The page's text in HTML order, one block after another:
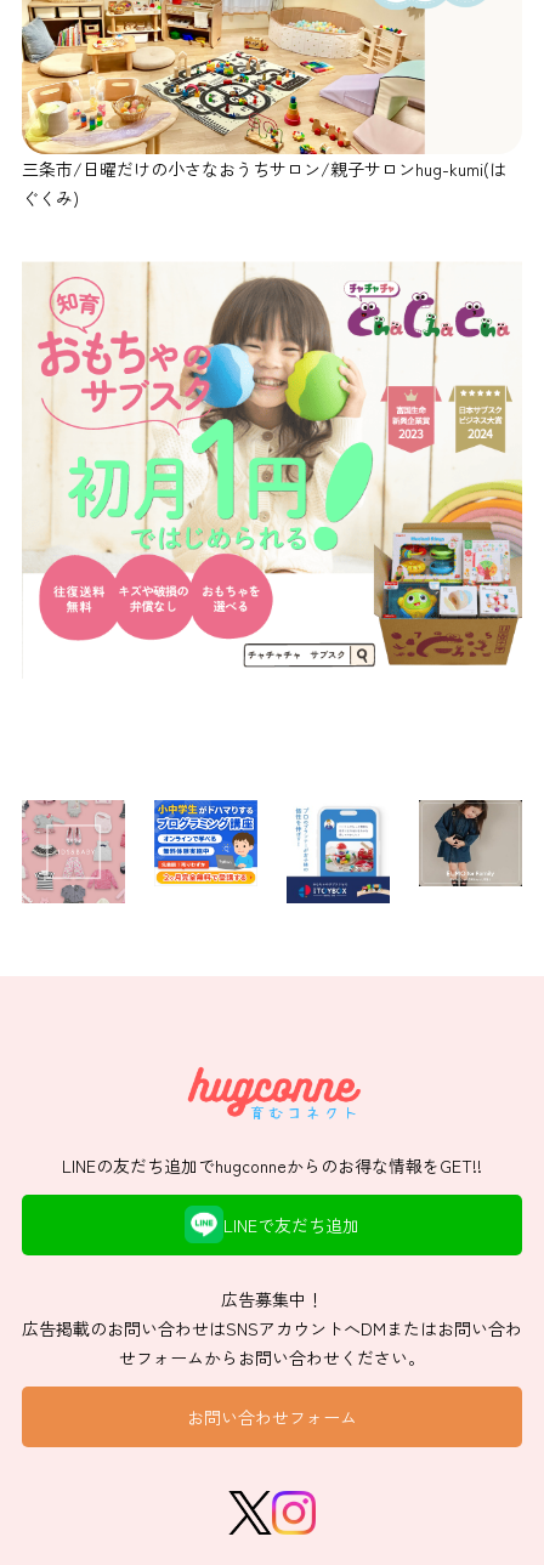
三条市/日曜だけの小さなおうちサロン/親子サロンhug-kumi(は
ぐくみ)
LINEの友だち追加でhugconneからのお得な情報をGET!!
LINEで友だち追加
広告募集中！
広告掲載のお問い合わせはSNSアカウントへDMまたはお問い合わ
せフォームからお問い合わせください。
お問い合わせフォーム